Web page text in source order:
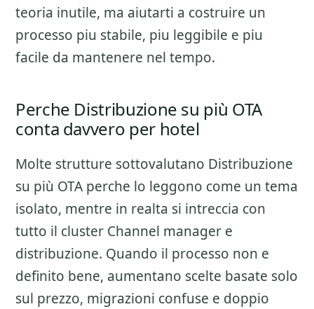
teoria inutile, ma aiutarti a costruire un
processo piu stabile, piu leggibile e piu
facile da mantenere nel tempo.
Perche Distribuzione su più OTA
conta davvero per hotel
Molte strutture sottovalutano Distribuzione
su più OTA perche lo leggono come un tema
isolato, mentre in realta si intreccia con
tutto il cluster Channel manager e
distribuzione. Quando il processo non e
definito bene, aumentano scelte basate solo
sul prezzo, migrazioni confuse e doppio